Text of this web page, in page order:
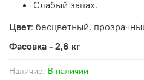
Наличие: В наличии
Слабый запах.
Цвет: бесцветный,
Фасовка - 2,6 кг